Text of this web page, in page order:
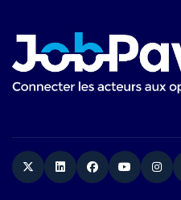
TwitterLinkedinFacebookYouTube